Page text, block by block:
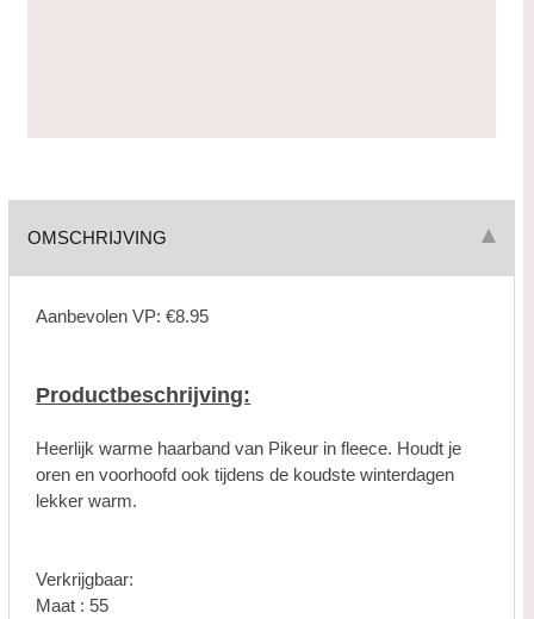
OMSCHRIJVING
Aanbevolen VP: €8.95
Productbeschrijving:
Heerlijk warme haarband van Pikeur in fleece. Houdt je
oren en voorhoofd ook tijdens de koudste winterdagen
lekker warm.
Verkrijgbaar:
Maat : 55